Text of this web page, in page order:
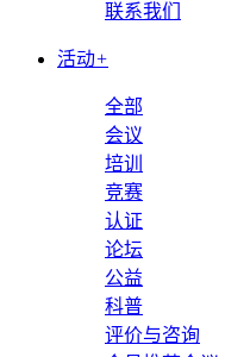
联系我们
活动+
全部
会议
培训
竞赛
认证
论坛
公益
科普
评价与咨询